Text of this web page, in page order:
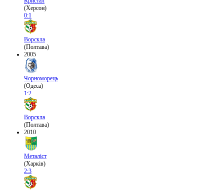
(Херсон)
0:1
Ворскла
(Полтава)
2005
Чорноморець
(Одеса)
1:2
Ворскла
(Полтава)
2010
Металіст
(Харків)
2:3